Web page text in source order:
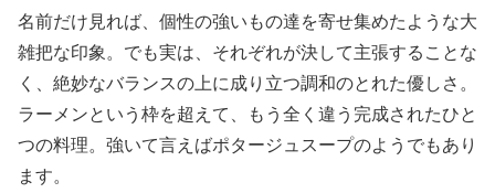
名前だけ見れば、個性の強いもの達を寄せ集めたような大
雑把な印象。でも実は、それぞれが決して主張することな
く、絶妙なバランスの上に成り立つ調和のとれた優しさ。
ラーメンという枠を超えて、もう全く違う完成されたひと
つの料理。強いて言えばポタージュスープのようでもあり
ます。